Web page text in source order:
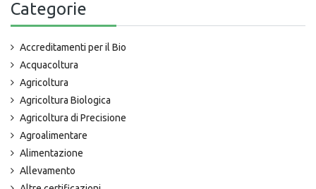
Categorie
Accreditamenti per il Bio
Acquacoltura
Agricoltura
Agricoltura Biologica
Agricoltura di Precisione
Agroalimentare
Alimentazione
Allevamento